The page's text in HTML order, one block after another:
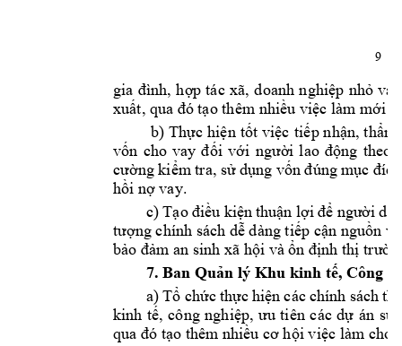
9
gia đình, hợp tác xã, doanh nghiệp nhỏ và
xuất, qua đó tạo thêm nhiều việc làm mới
b) Thực hiện tốt việc tiếp nhận, thẩm
vốn cho vay đối với người lao động theo
cường kiểm tra, sử dụng vốn đúng mục
hồi nợ vay.
c) Tạo điều kiện thuận lợi để người
tượng chính sách dễ dàng tiếp cận nguồn
bảo đảm an sinh xã hội và ổn định thị
7. Ban Quản lý Khu kinh tế, Công
a) Tổ chức thực hiện các chính sách
kinh tế, công nghiệp, ưu tiên các dự án sử
qua đó tạo thêm nhiều cơ hội việc làm cho